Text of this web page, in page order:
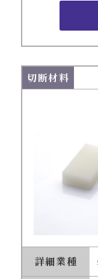
切断材料
詳細業種